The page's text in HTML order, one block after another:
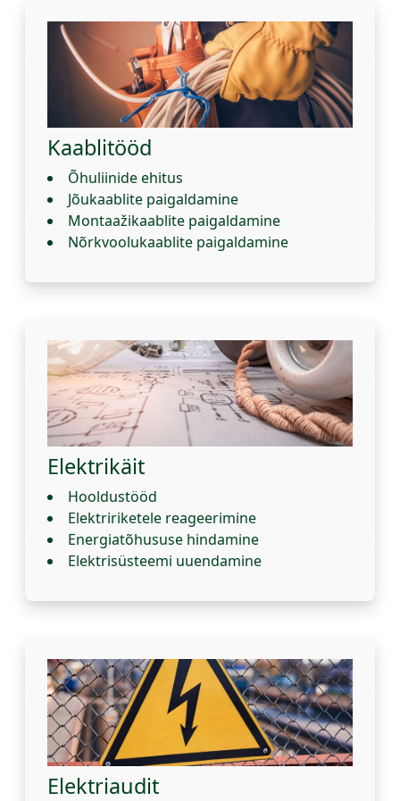
Kaablitööd
Õhuliinide ehitus
Jõukaablite paigaldamine
Montaažikaablite paigaldamine
Nõrkvoolukaablite paigaldamine
Elektrikäit
Hooldustööd
Elektririketele reageerimine
Energiatõhususe hindamine
Elektrisüsteemi uuendamine
Elektriaudit